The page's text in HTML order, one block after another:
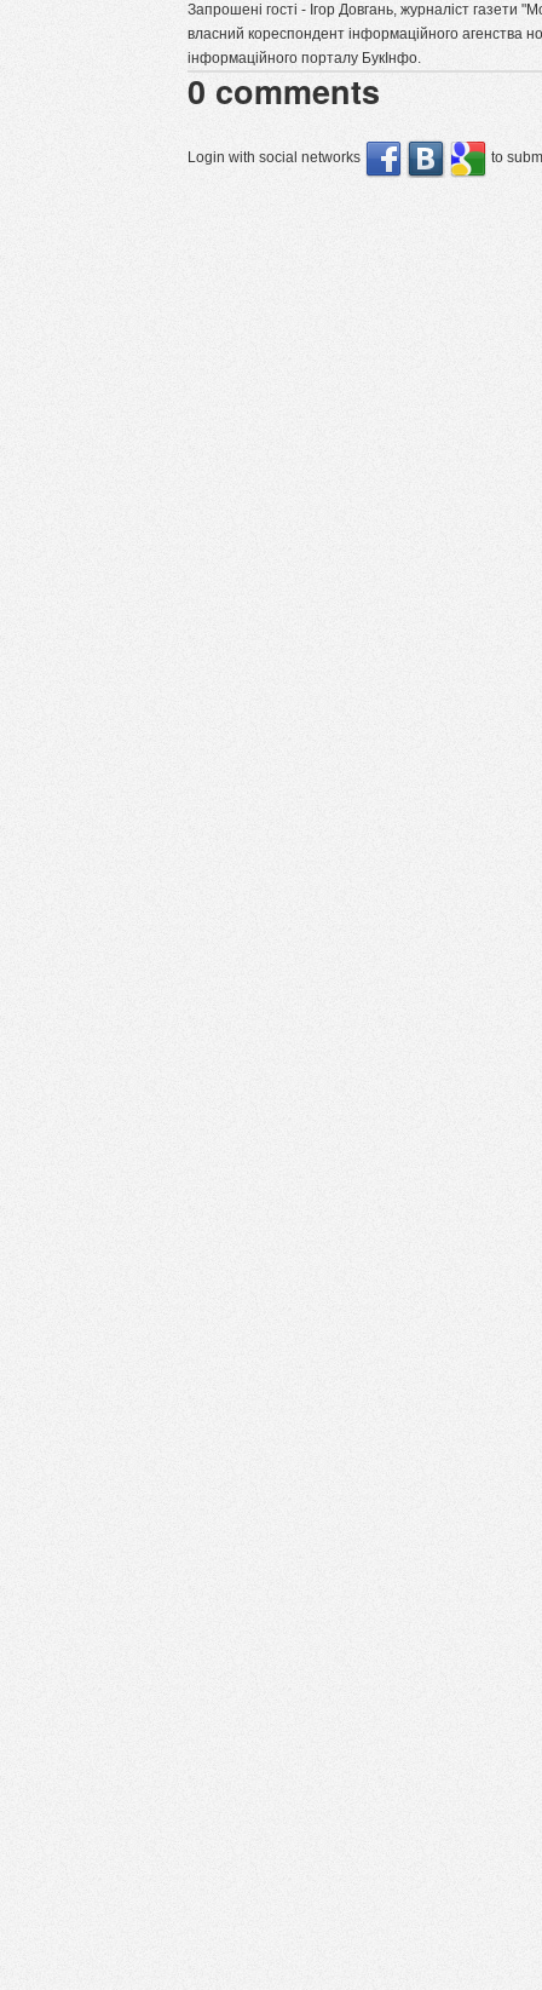
Запрошені гості - Ігор Довгань, журналіст газети
власний кореспондент інформаційного агенства
інформаційного порталу БукІнфо.
0 comments
Login with social networks to